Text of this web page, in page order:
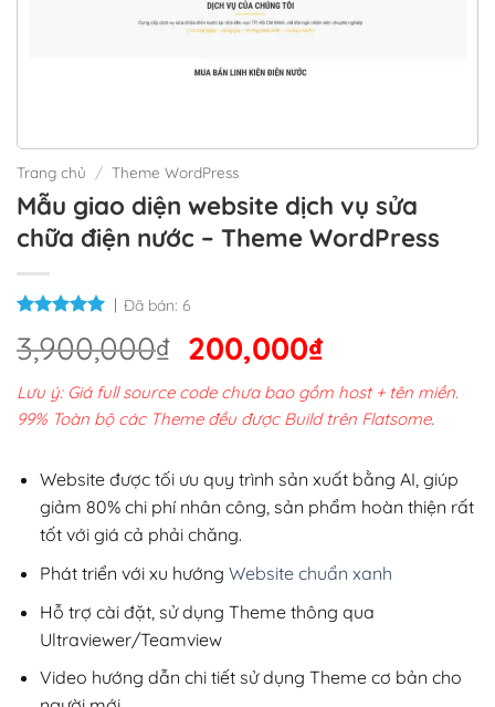
Trang chủ / Theme WordPress
Mẫu giao diện website dịch vụ sửa
chữa điện nước – Theme WordPress
Đã bán: 6
3,900,000₫ Giá
gốc
là:
3,900,000₫.
200,000₫Giá
hiện
tại
200,000₫.
Lưu ý: Giá full source code chưa bao gồm host + tên miền.
99% Toàn bộ các Theme đều được Build trên Flatsome.
Website được tối ưu quy trình sản xuất bằng AI, giúp
giảm 80% chi phí nhân công, sản phẩm hoàn thiện rất
tốt với giá cả phải chăng.
Phát triển với xu hướng Website chuẩn xanh
Hỗ trợ cài đặt, sử dụng Theme thông qua
Ultraviewer/Teamview
Video hướng dẫn chi tiết sử dụng Theme cơ bản cho